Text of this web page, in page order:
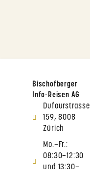
Bischofberger
Info-Reisen AG
Dufourstrasse
159, 8008
Zürich
Mo.–Fr.:
08:30–12:30